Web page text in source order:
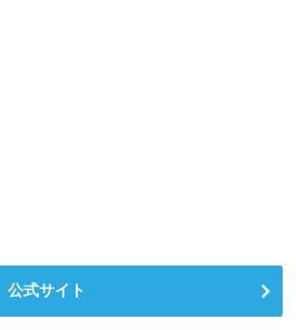
公式サイト